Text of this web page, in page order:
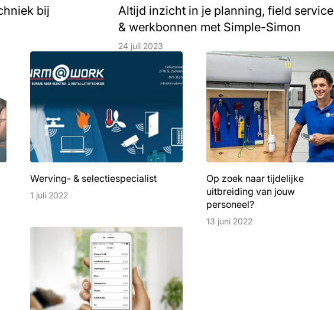
bij
Altijd inzicht in je planning, field service
& werkbonnen met Simple-Simon
24 juli 2023
Werving- & selectiespecialist
1 juli 2022
Op zoek naar tijdelijke
uitbreiding van jouw
personeel?
13 juni 2022